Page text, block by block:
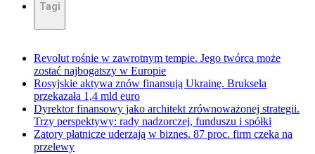
Tagi
Revolut rośnie w zawrotnym tempie. Jego twórca może
zostać najbogatszy w Europie
Rosyjskie aktywa znów finansują Ukrainę. Bruksela
przekazała 1,4 mld euro
Dyrektor finansowy jako architekt zrównoważonej strategii.
Trzy perspektywy: rady nadzorczej, funduszu i spółki
Zatory płatnicze uderzają w biznes. 87 proc. firm czeka na
przelewy